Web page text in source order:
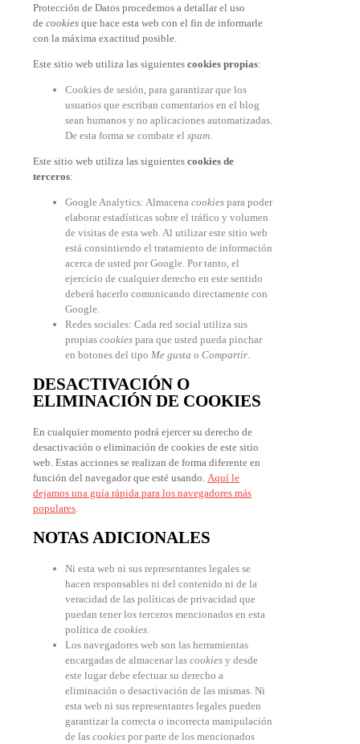
Protección de Datos procedemos a detallar el uso
de cookies que hace esta web con el fin de informarle
con la máxima exactitud posible.
Este sitio web utiliza las siguientes cookies propias:
Cookies de sesión, para garantizar que los
usuarios que escriban comentarios en el blog
sean humanos y no aplicaciones automatizadas.
De esta forma se combate el spam.
Este sitio web utiliza las siguientes cookies de
terceros:
Google Analytics: Almacena cookies para poder
elaborar estadísticas sobre el tráfico y volumen
de visitas de esta web. Al utilizar este sitio web
está consintiendo el tratamiento de información
acerca de usted por Google. Por tanto, el
ejercicio de cualquier derecho en este sentido
deberá hacerlo comunicando directamente con
Google.
Redes sociales: Cada red social utiliza sus
propias cookies para que usted pueda pinchar
en botones del tipo Me gusta o Compartir.
DESACTIVACIÓN O
ELIMINACIÓN DE COOKIES
En cualquier momento podrá ejercer su derecho de
desactivación o eliminación de cookies de este sitio
web. Estas acciones se realizan de forma diferente en
función del navegador que esté usando. Aquí le
dejamos una guía rápida para los navegadores más
populares
NOTAS ADICIONALES
Ni esta web ni sus representantes legales se
hacen responsables ni del contenido ni de la
veracidad de las políticas de privacidad que
puedan tener los terceros mencionados en esta
política de cookies
Los navegadores web son las herramientas
encargadas de almacenar las cookies y desde
este lugar debe efectuar su derecho a
eliminación o desactivación de las mismas. Ni
esta web ni sus representantes legales pueden
garantizar la correcta o incorrecta manipulación
de las cookies por parte de los mencionados